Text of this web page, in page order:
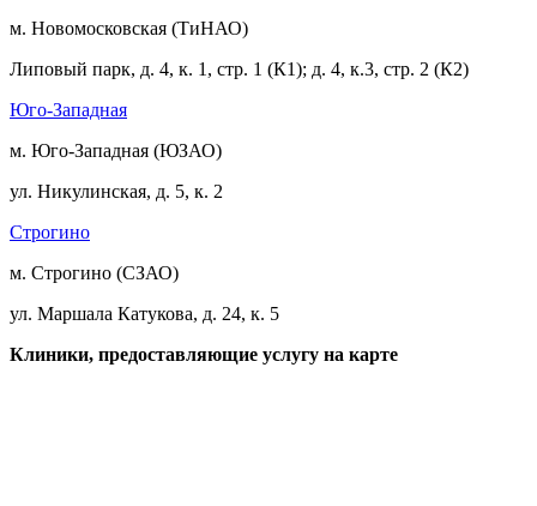
м. Новомосковская (ТиНАО)
Липовый парк, д. 4, к. 1, стр. 1 (К1); д. 4, к.3, стр. 2 (К2)
Юго-Западная
м. Юго-Западная (ЮЗАО)
ул. Никулинская, д. 5, к. 2
Строгино
м. Строгино (СЗАО)
ул. Маршала Катукова, д. 24, к. 5
Клиники, предоставляющие услугу на карте